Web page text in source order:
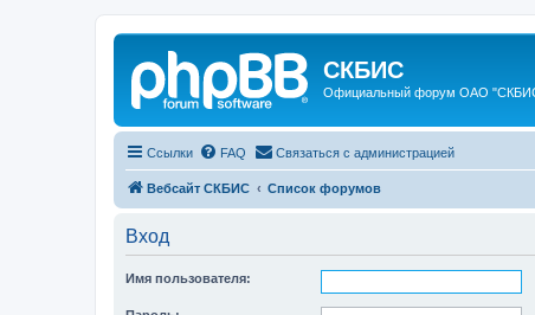
СКБИС
Официальный форум ОАО
Ссылки FAQ Связаться с администрацией
Вебсайт СКБИС Список форумов
Вход
Имя пользователя: